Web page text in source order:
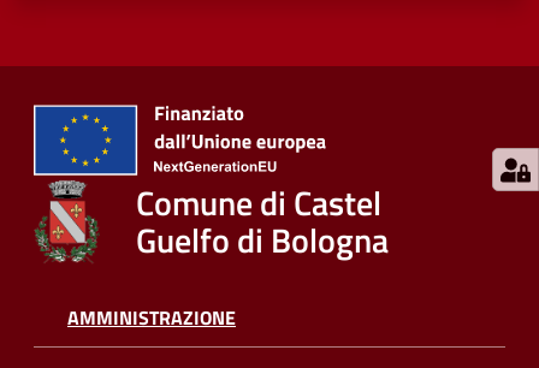
Comune di Castel
Guelfo di Bologna
AMMINISTRAZIONE